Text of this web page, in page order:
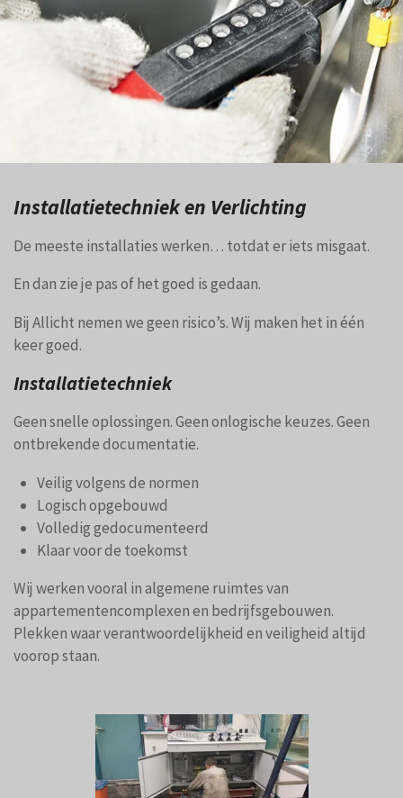
Installatietechniek en Verlichting
De meeste installaties werken… totdat er iets misgaat.
En dan zie je pas of het goed is gedaan.
Bij Allicht nemen we geen risico’s. Wij maken het in één
keer goed.
Installatietechniek
Geen snelle oplossingen. Geen onlogische keuzes. Geen
ontbrekende documentatie.
Veilig volgens de normen
Logisch opgebouwd
Volledig gedocumenteerd
Klaar voor de toekomst
Wij werken vooral in algemene ruimtes van
appartementencomplexen en bedrijfsgebouwen.
Plekken waar verantwoordelijkheid en veiligheid altijd
voorop staan.